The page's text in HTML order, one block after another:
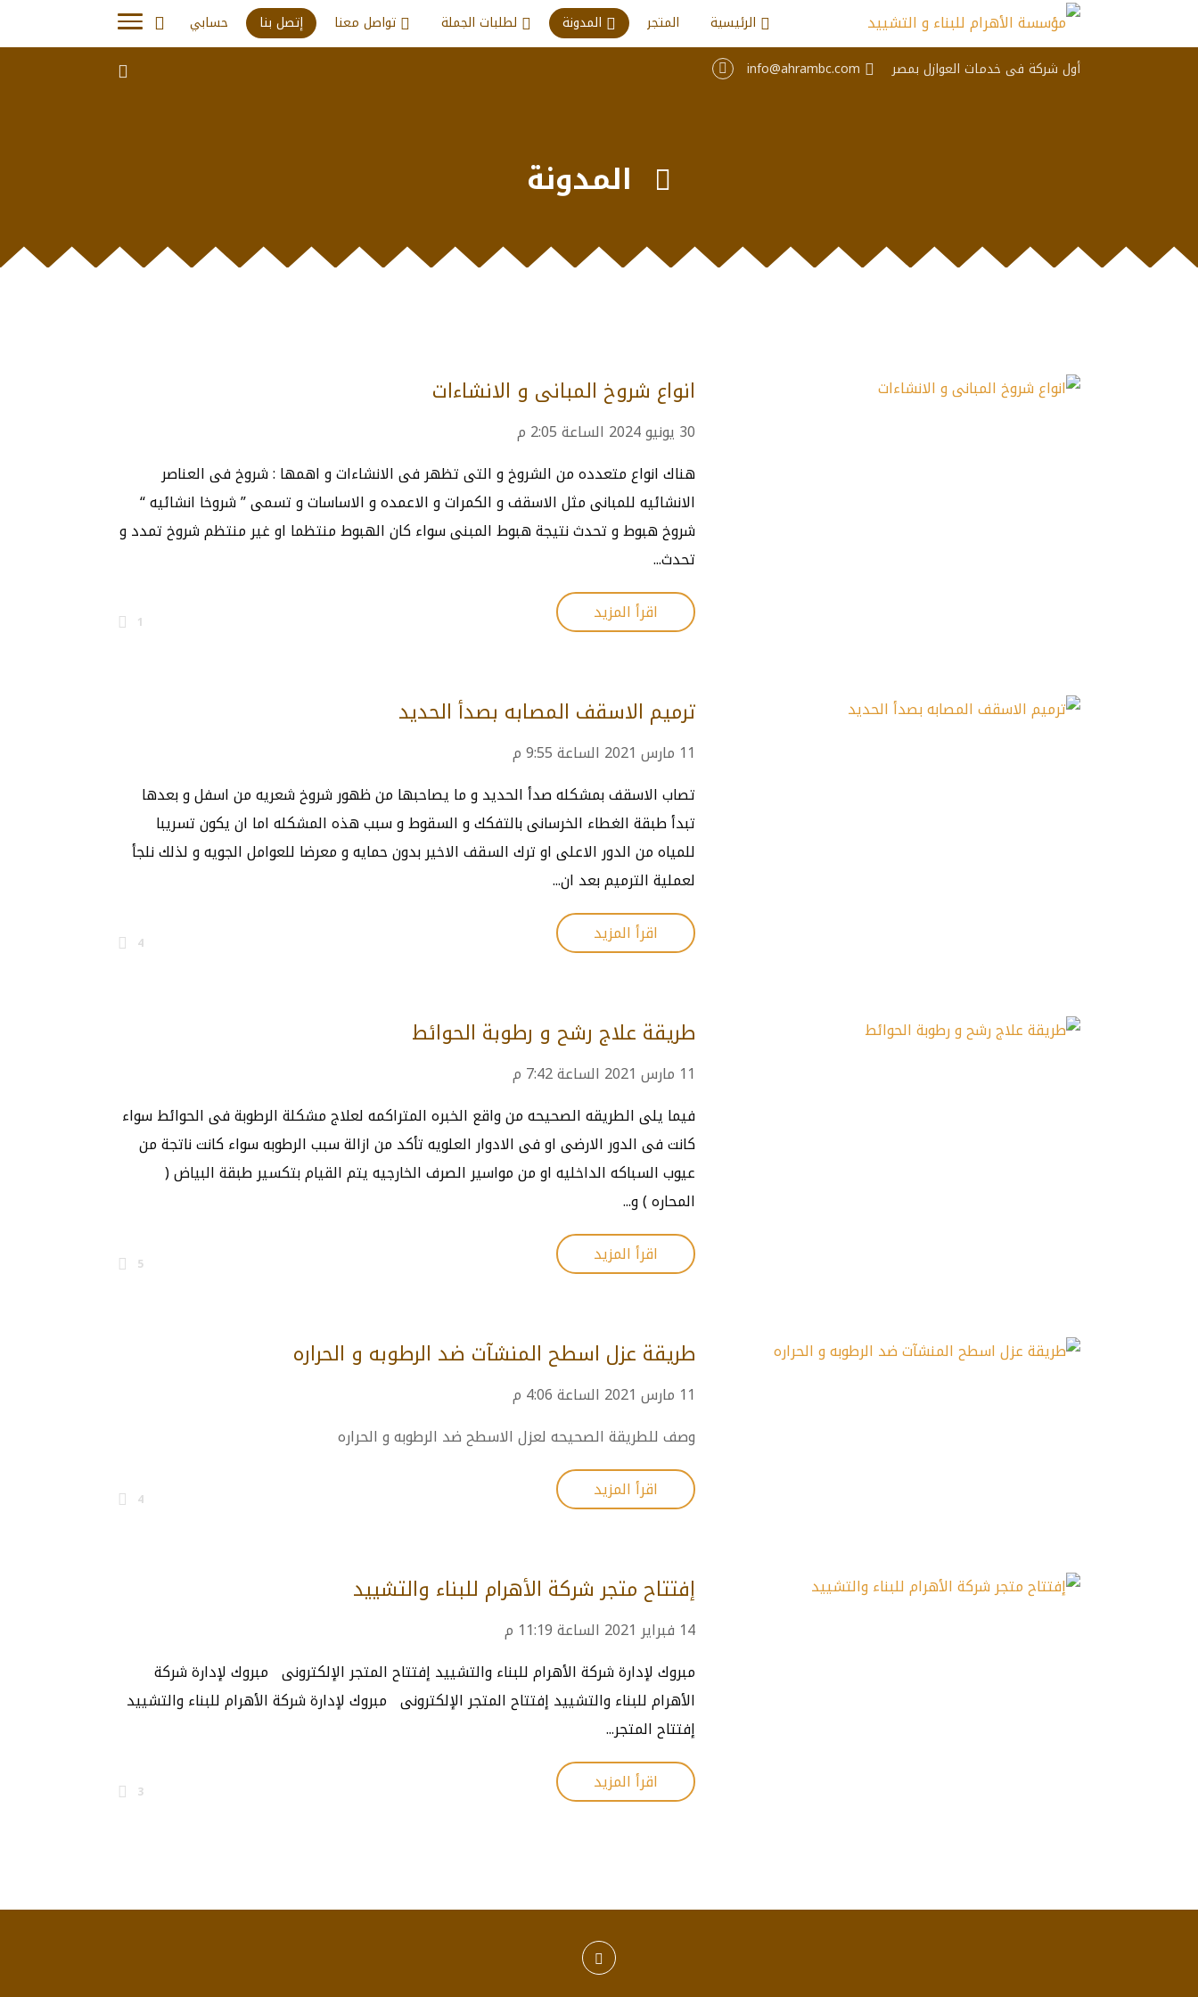
الرئيسية المتجر المدونة لطلبات الجملة تواصل معنا إتصل بنا
حسابي
أول شركة فى خدمات العوازل بمصر
info@ahrambc.com
 المدونة
انواع شروخ المبانى و الانشاءات
30 يونيو 2024 الساعة 2:05 م
هناك انواع متعدده من الشروخ و التى تظهر فى الانشاءات و اهمها : شروخ فى العناصر
الانشائيه للمبانى مثل الاسقف و الكمرات و الاعمده و الاساسات و تسمى ” شروخا انشائيه “
شروخ هبوط و تحدث نتيجة هبوط المبنى سواء كان الهبوط منتظما او غير منتظم شروخ تمدد و
تحدث...
اقرأ المزيد
1
ترميم الاسقف المصابه بصدأ الحديد
11 مارس 2021 الساعة 9:55 م
تصاب الاسقف بمشكله صدأ الحديد و ما يصاحبها من ظهور شروخ شعريه من اسفل و بعدها
تبدأ طبقة الغطاء الخرسانى بالتفكك و السقوط و سبب هذه المشكله اما ان يكون تسريبا
للمياه من الدور الاعلى او ترك السقف الاخير بدون حمايه و معرضا للعوامل الجويه و لذلك نلجأ
لعملية الترميم بعد ان...
اقرأ المزيد
4
طريقة علاج رشح و رطوبة الحوائط
11 مارس 2021 الساعة 7:42 م
فيما يلى الطريقه الصحيحه من واقع الخبره المتراكمه لعلاج مشكلة الرطوبة فى الحوائط سواء
كانت فى الدور الارضى او فى الادوار العلويه تأكد من ازالة سبب الرطوبه سواء كانت ناتجة من
عيوب السباكه الداخليه او من مواسير الصرف الخارجيه يتم القيام بتكسير طبقة البياض (
المحاره ) و...
اقرأ المزيد
5
طريقة عزل اسطح المنشآت ضد الرطوبه و الحراره
11 مارس 2021 الساعة 4:06 م
وصف للطريقة الصحيحه لعزل الاسطح ضد الرطوبه و الحراره
اقرأ المزيد
4
إفتتاح متجر شركة الأهرام للبناء والتشييد
14 فبراير 2021 الساعة 11:19 م
مبروك لإدارة شركة الأهرام للبناء والتشييد إفتتاح المتجر الإلكترونى مبروك لإدارة شركة
الأهرام للبناء والتشييد إفتتاح المتجر الإلكترونى مبروك لإدارة شركة الأهرام للبناء والتشييد
إفتتاح المتجر...
اقرأ المزيد
3